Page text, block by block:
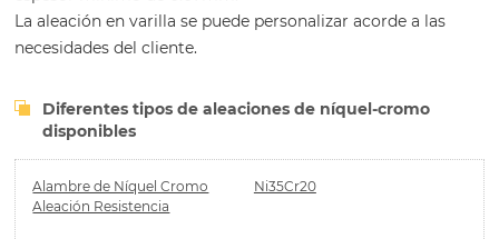
La aleación en varilla se puede personalizar acorde a las
necesidades del cliente.
Diferentes tipos de aleaciones de níquel-cromo
disponibles
Alambre de Níquel Cromo
Aleación Resistencia
Ni35Cr20